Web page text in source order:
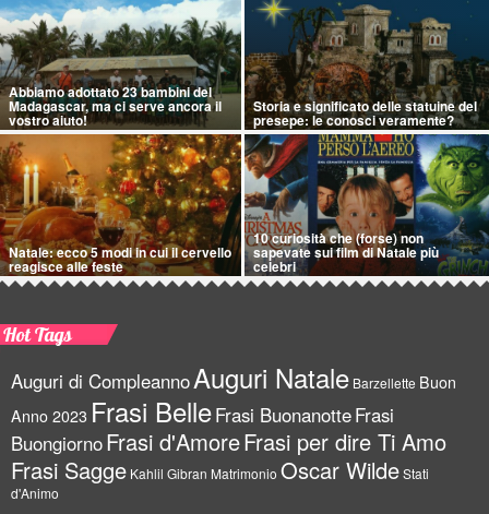
Abbiamo adottato 23 bambini del
Madagascar, ma ci serve ancora il
vostro aiuto!
Storia e significato delle statuine del
presepe: le conosci veramente?
Natale: ecco 5 modi in cui il cervello
reagisce alle feste
10 curiosità che (forse) non
sapevate sui film di Natale più
celebri
Hot Tags
Auguri di CompleannoAuguri Natale Barzellette Buon
Anno 2023 Frasi BelleFrasi BuonanotteFrasi
BuongiornoFrasi d'AmoreFrasi per dire Ti Amo
Frasi Sagge Kahlil Gibran Matrimonio Oscar WildeStati
d'Animo